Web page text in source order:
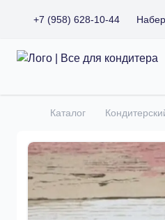
+7 (958) 628-10-44
Все для кондитера
Главная
Каталог